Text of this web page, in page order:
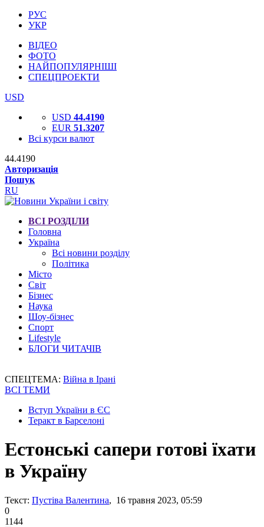
РУС
УКР
ВІДЕО
ФОТО
НАЙПОПУЛЯРНІШІ
СПЕЦПРОЕКТИ
USD
USD 44.4190
EUR 51.3207
Всі курси валют
44.4190
Авторизація
Пошук
RU
ВСІ РОЗДІЛИ
Головна
Україна
Всі новини розділу
Політика
Місто
Світ
Бізнес
Наука
Шоу-бізнес
Спорт
Lifestyle
БЛОГИ ЧИТАЧІВ
СПЕЦТЕМА: Війна в Ірані
ВСІ ТЕМИ
Вступ України в ЄС
Теракт в Барселоні
Естонські сапери готові їхати
в Україну
Текст: Пустіва Валентина, 16 травня 2023, 05:59
0
1144